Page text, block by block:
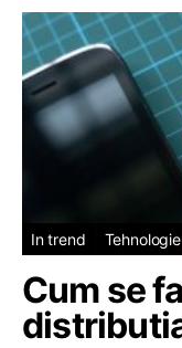
In trend Tehnologie
Cum se